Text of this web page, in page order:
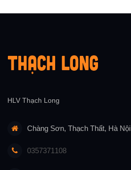
HLV Thạch Long
Chàng Sơn, Thạch Thất, Hà Nội
0357371108